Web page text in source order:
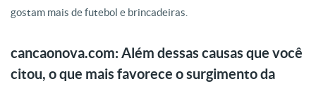
gostam mais de futebol e brincadeiras.
cancaonova.com: Além dessas causas que você
citou, o que mais favorece o surgimento da